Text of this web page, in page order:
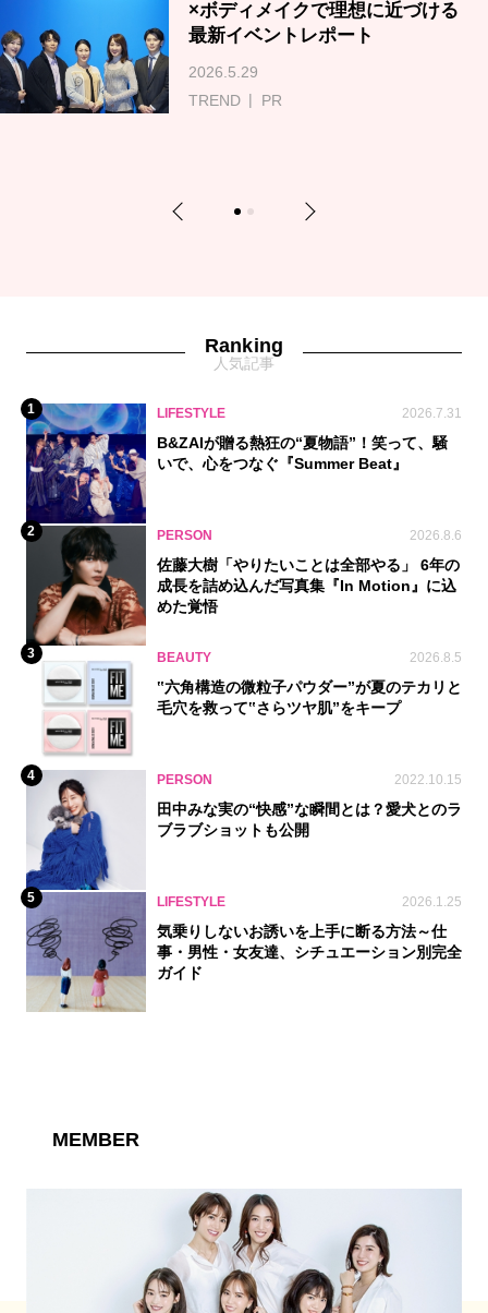
×ボディメイクで理想に近づける
最新イベントレポート
2026.5.29
TREND
PR
Previous 1 2 Next
Ranking
人気記事
1 LIFESTYLE 2026.7.31
B&ZAIが贈る熱狂の“夏物語”！笑って、騒
いで、心をつなぐ『Summer Beat』
2 PERSON 2026.8.6
佐藤大樹「やりたいことは全部やる」 6年の
成長を詰め込んだ写真集『In Motion』に込
めた覚悟
3 BEAUTY 2026.8.5
‟六角構造の微粒子パウダー”が夏のテカリと
毛穴を救って‟さらツヤ肌”をキープ
4 PERSON 2022.10.15
田中みな実の“快感”な瞬間とは？愛犬とのラ
ブラブショットも公開
5 LIFESTYLE 2026.1.25
気乗りしないお誘いを上手に断る方法～仕
事・男性・女友達、シチュエーション別完全
ガイド
MEMBER